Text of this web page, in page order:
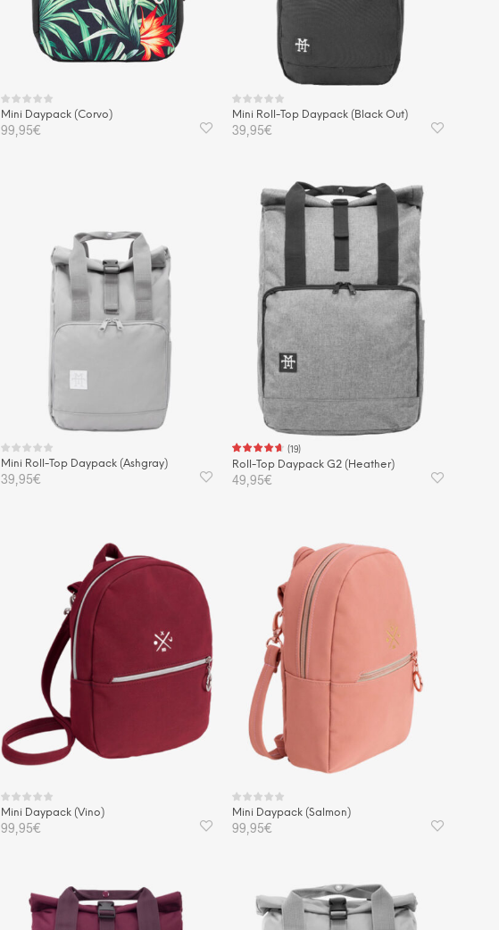
Mini Daypack (Corvo)
99,95€
Mini Roll-Top Daypack (Black Out)
39,95€
Mini Roll-Top Daypack (Ashgray)
39,95€
(19)
Roll-Top Daypack G2 (Heather)
49,95€
Mini Daypack (Vino)
99,95€
Mini Daypack (Salmon)
99,95€